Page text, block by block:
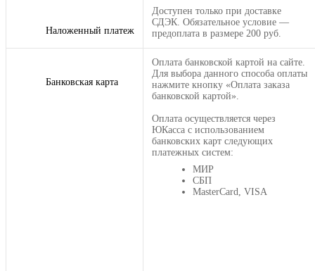
Наложенный платеж
Доступен только при доставке
СДЭК. Обязательное условие —
предоплата в размере 200 руб.
Банковская карта
Оплата банковской картой на сайте.
Для выбора данного способа оплаты
нажмите кнопку «Оплата заказа
банковской картой».
Оплата осуществляется через
ЮКасса с использованием
банковских карт следующих
платежных систем:
МИР
СБП
MasterCard, VISA